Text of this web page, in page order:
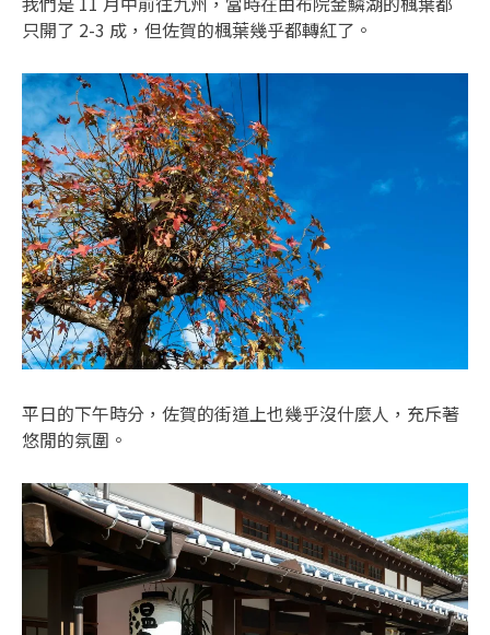
只開了 2-3 成，但佐賀的楓葉幾乎都轉紅了。
平日的下午時分，佐賀的街道上也幾乎沒什麼人，充斥著
悠閒的氛圍。